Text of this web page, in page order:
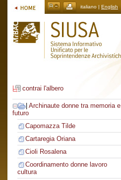
italiano | English
contrai l'albero
Archinaute donne tra memoria e
futuro
Capomazza Tilde
Cartaregia Oriana
Cioli Rosalena
Coordinamento donne lavoro
cultura